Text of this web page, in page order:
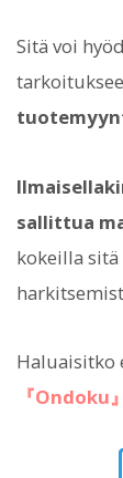
Sitä voi
sallittua
kokeilla
Haluaisitko
『Ondoku』